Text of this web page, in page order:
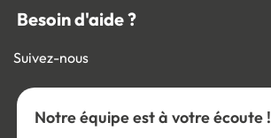
Besoin d'aide ?
Suivez-nous
Notre équipe est à votre écoute !